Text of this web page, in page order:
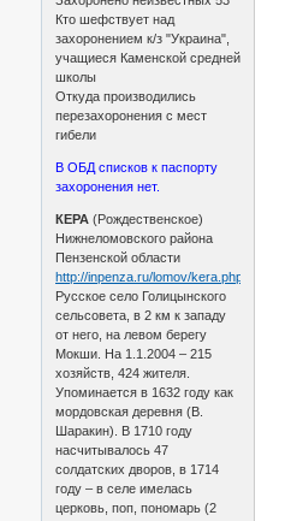
Кто шефствует над
захоронением к/з "Украина",
учащиеся Каменской средней
школы
Откуда производились
перезахоронения с мест
гибели
В ОБД списков к паспорту
захоронения нет.
КЕРА(Рождественское)
Нижнеломовского района
Пензенской области
http://inpenza.ru/lomov/kera.php
Русское село Голицынского
сельсовета, в 2 км к западу
от него, на левом берегу
Мокши. На 1.1.2004 – 215
хозяйств, 424 жителя.
Упоминается в 1632 году как
мордовская деревня (В.
Шаракин). В 1710 году
насчитывалось 47
солдатских дворов, в 1714
году – в селе имелась
церковь, поп, пономарь (2